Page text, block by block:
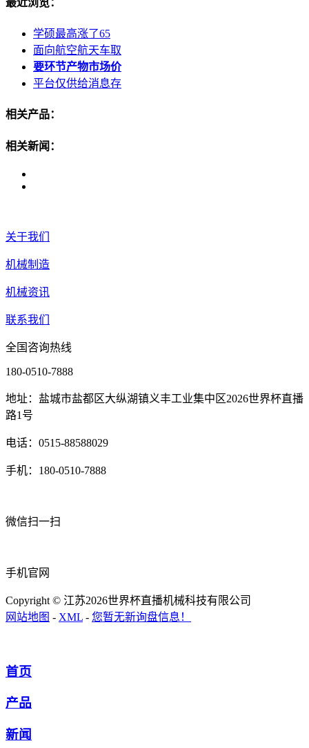
学硕最高涨了65
面向航空航天车取
要环节产物市场价
平台仅供给消息存
相关产品：
相关新闻：
关于我们
机械制造
机械资讯
联系我们
全国咨询热线
180-0510-7888
地址：盐城市盐都区大纵湖镇义丰工业集中区2026世界杯直播
路1号
电话：0515-88588029
手机：180-0510-7888
微信扫一扫
手机官网
Copyright © 江苏2026世界杯直播机械科技有限公司
网站地图 - XML - 您暂无新询盘信息！
首页
产品
新闻